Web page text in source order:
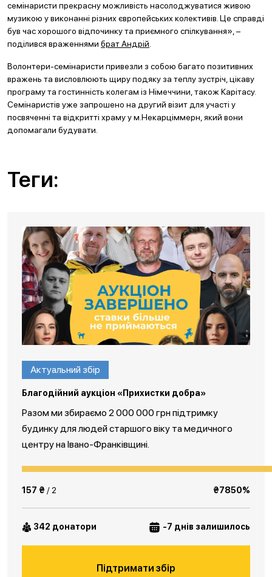
семінаристи прекрасну можливість насолоджуватися живою
музикою у виконанні різних європейських колективів. Це справді
був час хорошого відпочинку та приємного спілкування», –
поділився враженнями брат Андрій
Волонтери-семінаристи привезли з собою багато позитивних
вражень та висловлюють щиру подяку за теплу зустріч, цікаву
програму та гостинність колегам із Німеччини, також Карітасу.
Семінаристів уже запрошено на другий візит для участі у
посвяченні та відкритті храму у м.Некарціммерн, який вони
допомагали будувати.
Теги:
Актуальний збір
Благодійний аукціон «Прихистки добра»
Разом ми збираємо 2 000 000 грн підтримку
будинку для людей старшого віку та медичного
центру на Івано-Франківщині.
157 ₴ / 2 ₴7850%
342 донатори -7 днів залишилось
Підтримати збір